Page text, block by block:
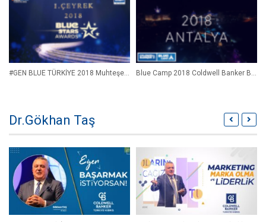
#GEN BLUE TÜRKİYE 2018 Muhteşem Geçen 2 Gece 3 Gün Blue Camp 2018 Coldwell Banker Broker Owner’ları ile Muhteşem Geçen 4 Gün 3 Gece
Dr.Gökhan Taş